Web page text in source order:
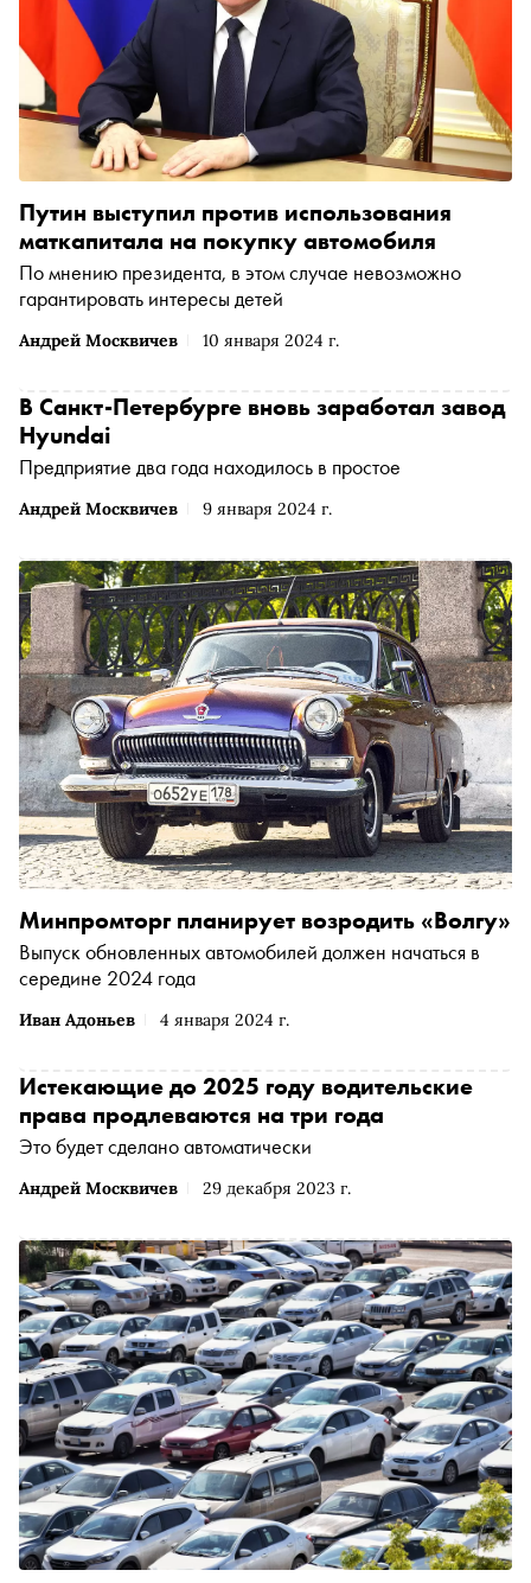
Андрей Москвичев 10 января 2024 г.
Путин выступил против использования
маткапитала на покупку автомобиля
По мнению президента, в этом случае невозможно
гарантировать интересы детей
Андрей Москвичев 9 января 2024 г.
В Санкт-Петербурге вновь заработал завод
Hyundai
Предприятие два года находилось в простое
Иван Адоньев 4 января 2024 г.
Минпромторг планирует возродить «Волгу»
Выпуск обновленных автомобилей должен начаться в
середине 2024 года
Андрей Москвичев 29 декабря 2023 г.
Истекающие до 2025 году водительские
права продлеваются на три года
Это будет сделано автоматически